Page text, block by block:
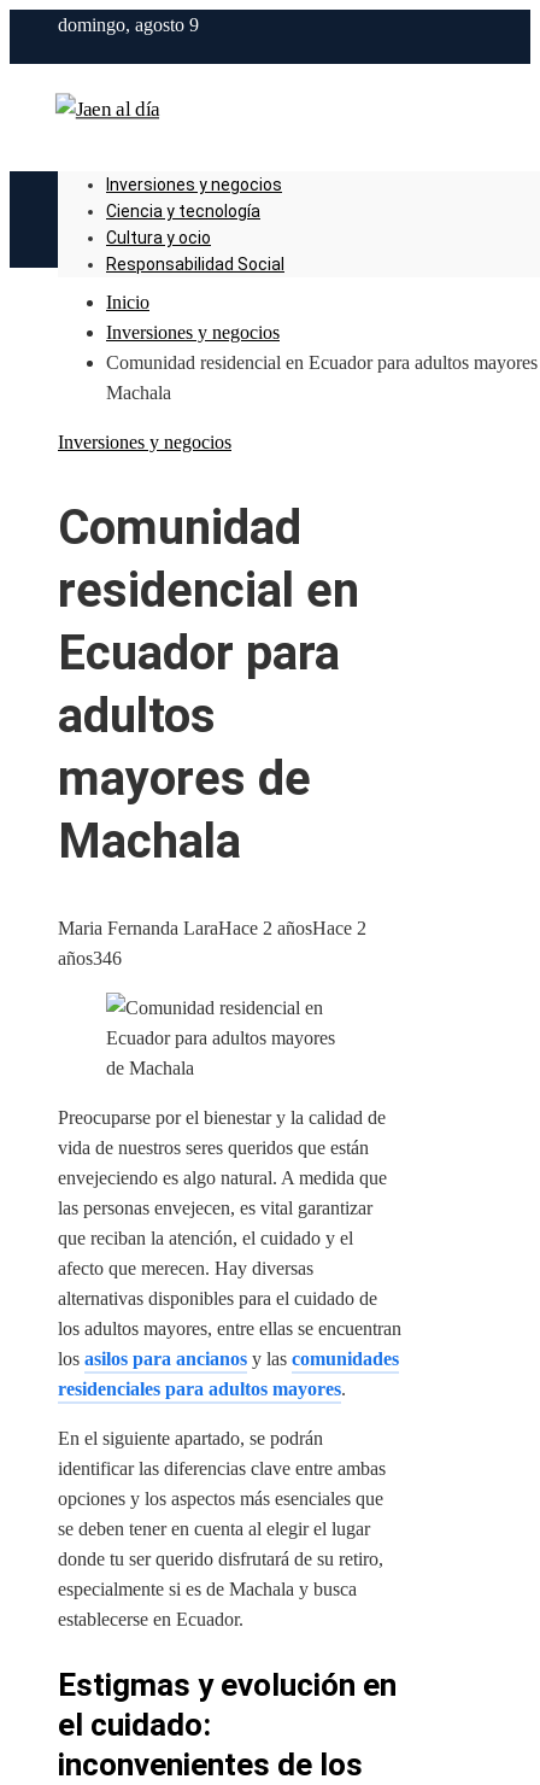
domingo, agosto 9
Inversiones y negocios
Ciencia y tecnología
Cultura y ocio
Responsabilidad Social
Inicio
Inversiones y negocios
Comunidad residencial en Ecuador para adultos
Machala
Inversiones y negocios
Comunidad
residencial en
Ecuador para
adultos
mayores de
Machala
Maria Fernanda LaraHace 2 añosHace 2
años346
Preocuparse por el bienestar y la calidad de
vida de nuestros seres queridos que están
envejeciendo es algo natural. A medida que
las personas envejecen, es vital garantizar
que reciban la atención, el cuidado y el
afecto que merecen. Hay diversas
alternativas disponibles para el cuidado de
los adultos mayores, entre ellas se encuentran
los asilos para ancianos y las comunidades
residenciales para adultos mayores.
En el siguiente apartado, se podrán
identificar las diferencias clave entre ambas
opciones y los aspectos más esenciales que
se deben tener en cuenta al elegir el lugar
donde tu ser querido disfrutará de su retiro,
especialmente si es de Machala y busca
establecerse en Ecuador.
Estigmas y evolución en
el cuidado:
inconvenientes de los